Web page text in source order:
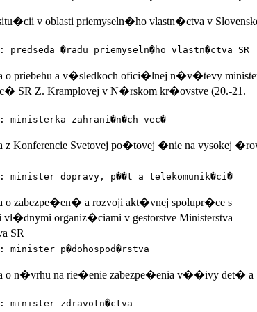
v oblasti priemyseln�ho vlastn�ctva v
predseda �radu priemyseln�ho vlastn�ctva SR
a v�sledkoch ofici�lnej n�v�tevy
SR Z. Kramplovej v N�rskom kr�ovstve (20.-21.
ministerka zahrani�n�ch vec�
Svetovej po�tovej �nie na vysokej
minister dopravy, p��t a telekomunik�ci�
a rozvoji akt�vnej spolupr�ce s
organiz�ciami v gestorstve Ministerstva
SR
minister p�dohospod�rstva
n�vrhu na rie�enie zabezpe�enia v��ivy det� a
minister zdravotn�ctva